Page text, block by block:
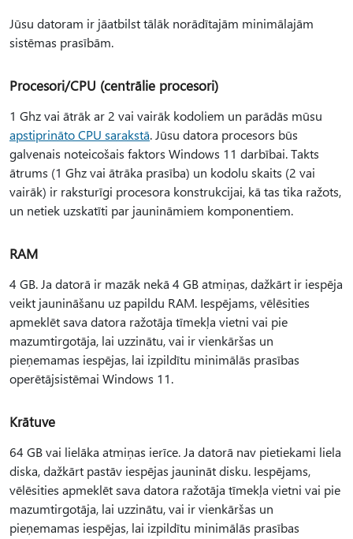
Jūsu datoram ir jāatbilst tālāk norādītajām minimālajām
sistēmas prasībām.
Procesori/CPU (centrālie procesori)
1 Ghz vai ātrāk ar 2 vai vairāk kodoliem un parādās mūsu
apstiprināto CPU sarakstā. Jūsu datora procesors būs
galvenais noteicošais faktors Windows 11 darbībai. Takts
ātrums (1 Ghz vai ātrāka prasība) un kodolu skaits (2 vai
vairāk) ir raksturīgi procesora konstrukcijai, kā tas tika ražots,
un netiek uzskatīti par jaunināmiem komponentiem.
RAM
4 GB. Ja datorā ir mazāk nekā 4 GB atmiņas, dažkārt ir iespēja
veikt jaunināšanu uz papildu RAM. Iespējams, vēlēsities
apmeklēt sava datora ražotāja tīmekļa vietni vai pie
mazumtirgotāja, lai uzzinātu, vai ir vienkāršas un
pieņemamas iespējas, lai izpildītu minimālās prasības
operētājsistēmai Windows 11.
Krātuve
64 GB vai lielāka atmiņas ierīce. Ja datorā nav pietiekami liela
diska, dažkārt pastāv iespējas jaunināt disku. Iespējams,
vēlēsities apmeklēt sava datora ražotāja tīmekļa vietni vai pie
mazumtirgotāja, lai uzzinātu, vai ir vienkāršas un
pieņemamas iespējas, lai izpildītu minimālās prasības